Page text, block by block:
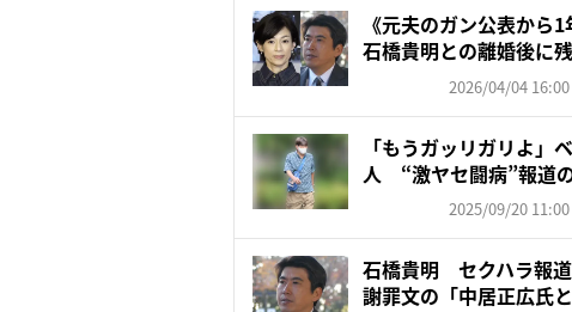
《元夫のガン公表から
石橋貴明との離婚後に
2026/04/04 16:00
「もうガッリガリよ」
人 “激ヤセ闘病”報道
2025/09/20 11:00
石橋貴明 セクハラ報
謝罪文の「中居正広氏